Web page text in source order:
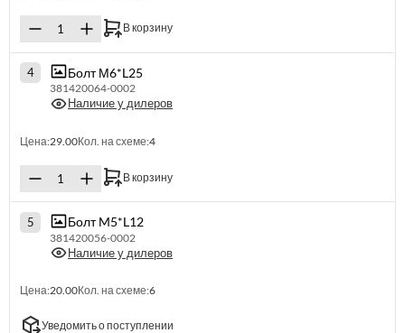
В корзину
4 Болт М6*L25
381420064-0002
Наличие у дилеров
Цена:29.00Кол. на схеме:4
В корзину
5 Болт M5*L12
381420056-0002
Наличие у дилеров
Цена:20.00Кол. на схеме:6
Уведомить о поступлении